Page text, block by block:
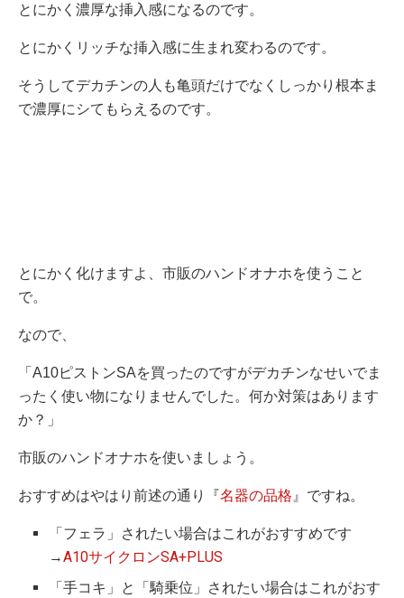
とにかく濃厚な挿入感になるのです。
とにかくリッチな挿入感に生まれ変わるのです。
そうしてデカチンの人も亀頭だけでなくしっかり根本ま
で濃厚にシてもらえるのです。
とにかく化けますよ、市販のハンドオナホを使うこと
で。
なので、
「A10ピストンSAを買ったのですがデカチンなせいでま
ったく使い物になりませんでした。何か対策はあります
か？」
市販のハンドオナホを使いましょう。
おすすめはやはり前述の通り『名器の品格 』ですね。
「フェラ」されたい場合はこれがおすすめです
→A10サイクロンSA+PLUS
「手コキ」と「騎乗位」されたい場合はこれがおす